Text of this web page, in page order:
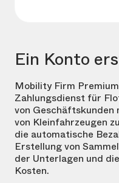
Ein Konto
Mobility Firm
Zahlungsdienst für
von Geschäftskunden
von Kleinfahrzeugen
die automatische
Erstellung von
der Unterlagen und
Kosten.